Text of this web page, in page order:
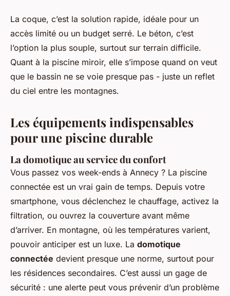
La coque, c’est la solution rapide, idéale pour un
accès limité ou un budget serré. Le béton, c’est
l’option la plus souple, surtout sur terrain difficile.
Quant à la piscine miroir, elle s’impose quand on veut
que le bassin ne se voie presque pas - juste un reflet
du ciel entre les montagnes.
Les équipements indispensables
pour une piscine durable
La domotique au service du confort
Vous passez vos week-ends à Annecy ? La piscine
connectée est un vrai gain de temps. Depuis votre
smartphone, vous déclenchez le chauffage, activez la
filtration, ou ouvrez la couverture avant même
d’arriver. En montagne, où les températures varient,
pouvoir anticiper est un luxe. La domotique
connectée devient presque une norme, surtout pour
les résidences secondaires. C’est aussi un gage de
sécurité : une alerte peut vous prévenir d’un problème